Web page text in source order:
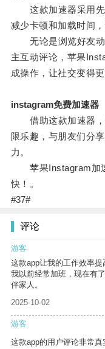
这款加速器采用先
减少卡顿和加载时间
无论是浏览好友动
主互动评论，苹果
成操作，让社交变得
instagram免费加速器
借助这款加速器，
限乐趣，与朋友们分
力。
苹果Instagram加速
快！。
#37#
评论
游客
这款app让我的工作效率提
我以前经常加班，现在有
伴家人。
2025-10-02
游客
这款app的用户评论非常真